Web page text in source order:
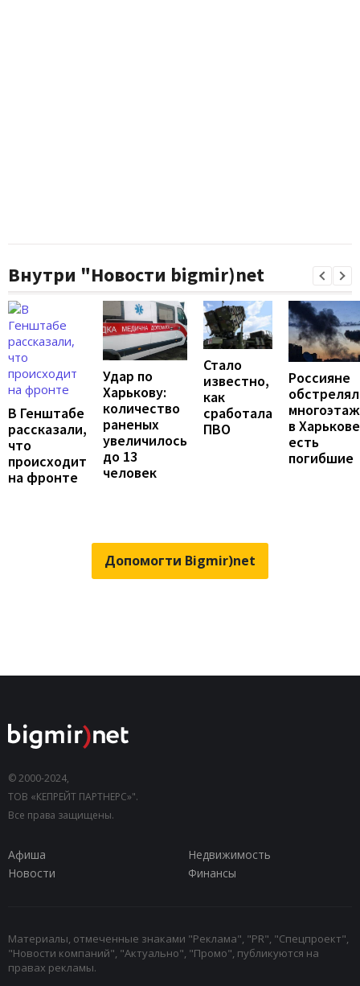
Внутри "Новости bigmir)net
В Генштабе
рассказали,
что
происходит
на фронте
Удар по
Харькову:
количество
раненых
увеличилось
до 13
человек
Стало
известно,
как
сработала
ПВО
Россияне
в
есть
погибшие
Допомогти Bigmir)net
© 2000-2024,
ТОВ «КЕПРЕЙТ ПАРТНЕРС»".
Все права защищены.
Афиша
Недвижимость
Новости
Финансы
Материалы, отмеченные знаками "Реклама", "PR", "Спецпроект",
"Новости компаний", "Актуально", "Промо", публикуются на
правах рекламы.